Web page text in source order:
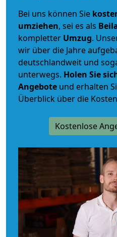
Bei uns können Sie
umziehen, sei es als
kompletter Umzug.
wir über die Jahre
deutschlandweit und
unterwegs. Holen Sie
Angebote und erhalten
Überblick über die
Kostenlose